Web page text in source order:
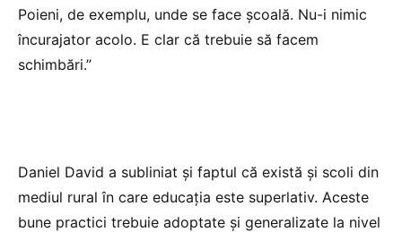
Poieni, de exemplu, unde se face școală. Nu-i nimic
încurajator acolo. E clar că trebuie să facem
schimbări.”
Daniel David a subliniat și faptul că există și scoli din
mediul rural în care educația este superlativ. Aceste
bune practici trebuie adoptate și generalizate la nivel